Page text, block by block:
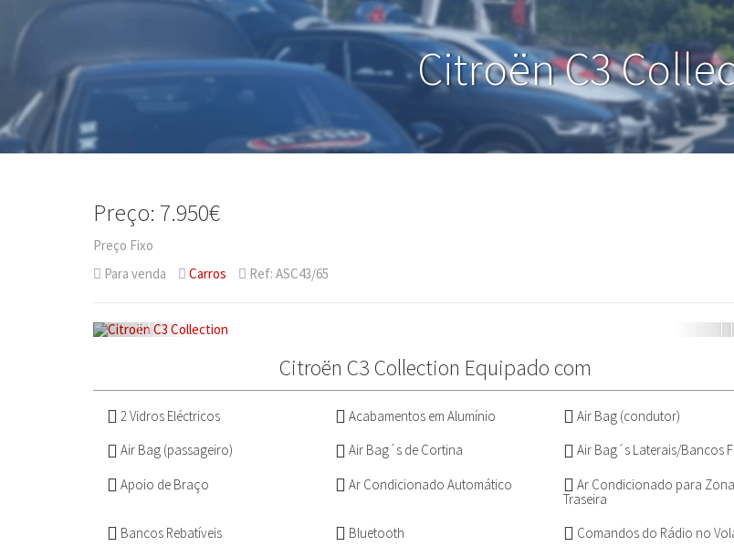
Citroën C3
Preço: 7.950€
Preço Fixo
Para venda
Carros Ref: ASC43/65
Citroën C3 Collection Equipado com
2 Vidros Eléctricos Acabamentos em Alumínio
Air Bag (condutor)
Air Bag (passageiro)
Air Bag´s de Cortina
Air Bag´s Laterais/Bancos
Apoio de Braço
Ar Condicionado Automático
Ar Condicionado para Zona
Traseira
Bancos Rebatíveis
Bluetooth
Comandos do Rádio no